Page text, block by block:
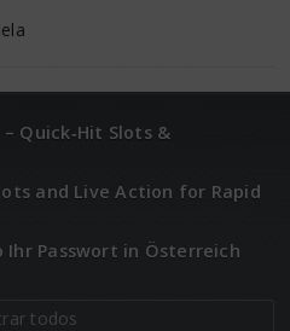
Quick‑Hit Slots &
and Live Action for Rapid
Ihr Passwort in Österreich
todos